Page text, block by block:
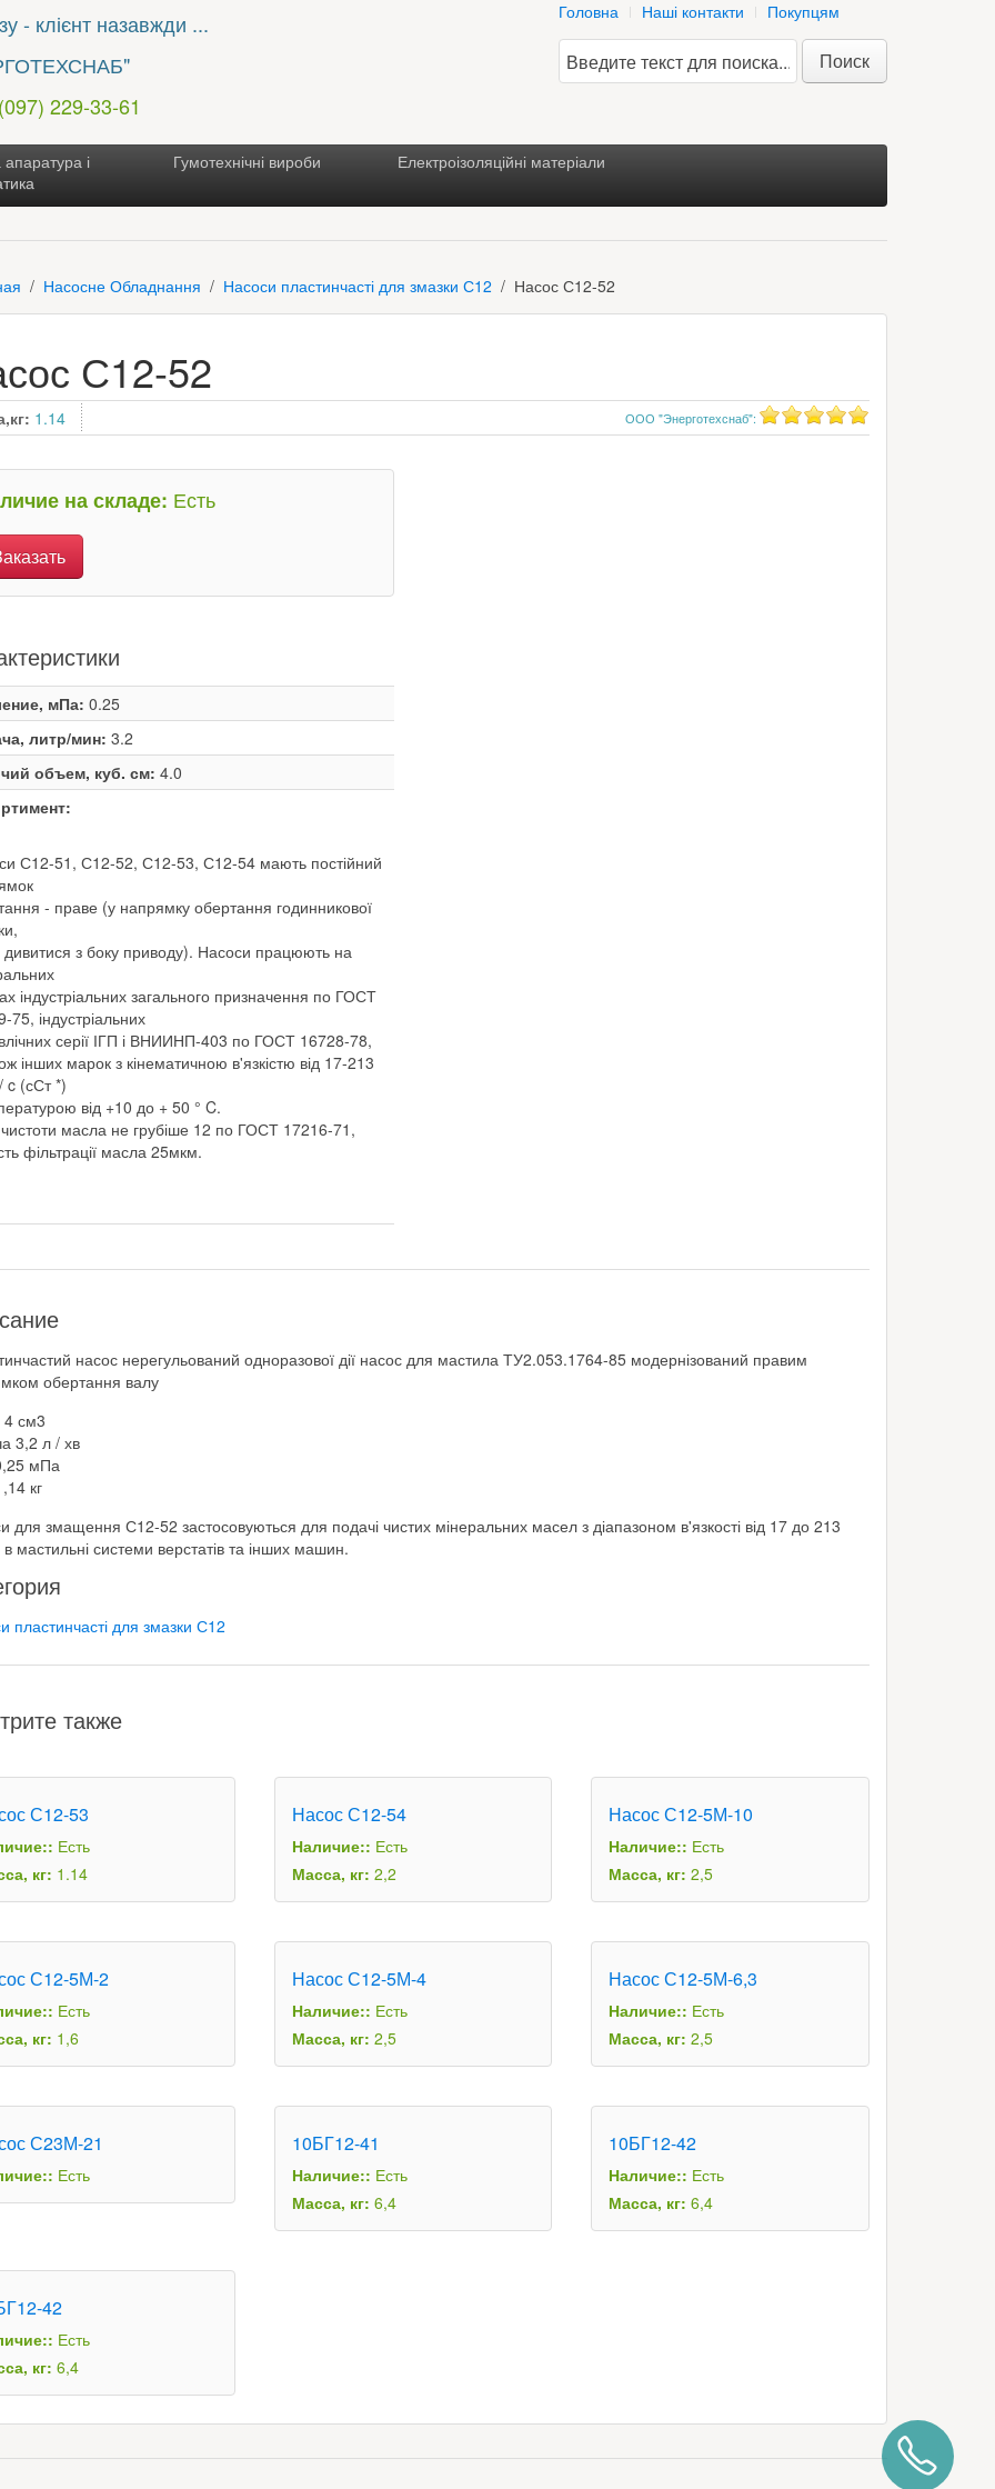
- клієнт назавжди ...
229-33-61
Головна Наші контакти Покупцям
Поиск
і
Гумотехнічні вироби Електроізоляційні матеріали
Насосне Обладнання Насоси пластинчасті для змазки С12 Насос С12-52
С12-52
ООО "Энерготехснаб":
1.14
на складе: Есть
мПа:0.25
литр/мин:3.2
объем, куб. см:4.0
С12-51, С12-52, С12-53, С12-54 мають постійний
- праве (у напрямку обертання годинникової
з боку приводу). Насоси працюють на
індустріальних загального призначення по ГОСТ
75, індустріальних
серії ІГП і ВНИИНП-403 по ГОСТ 16728-78,
інших марок з кінематичною в'язкістю від 17-213
c (сСт *)
від +10 до + 50 ° C.
масла не грубіше 12 по ГОСТ 17216-71,
фільтрації масла 25мкм.
насос нерегульований одноразової дії насос для мастила ТУ2.053.1764-85 модернізований правим
обертання валу
см3
3,2 л / хв
мПа
кг
для змащення С12-52 застосовуються для подачі чистих мінеральних масел з діапазоном в'язкості від 17 до 213
мастильні системи верстатів та інших машин.
пластинчасті для змазки С12
также
С12-53
Есть
кг: 1.14
Насос С12-54
Наличие:: Есть
Масса, кг: 2,2
Насос С12-5М-10
Наличие:: Есть
Масса, кг:2,5
С12-5М-2
Есть
кг: 1,6
Насос С12-5М-4
Наличие:: Есть
Масса, кг: 2,5
Насос С12-5М-6,3
Наличие:: Есть
Масса, кг:2,5
С23М-21
Есть
10БГ12-41
Наличие:: Есть
Масса, кг: 6,4
10БГ12-42
Наличие:: Есть
Масса, кг:6,4
42
Есть
кг:6,4